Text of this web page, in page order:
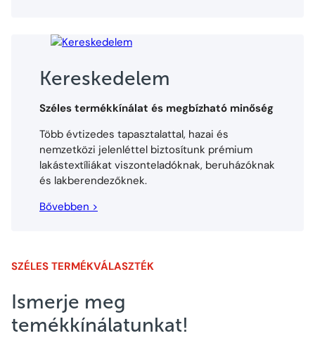
Kereskedelem
Széles termékkínálat és megbízható minőség
Több évtizedes tapasztalattal, hazai és
nemzetközi jelenléttel biztosítunk prémium
lakástextíliákat viszonteladóknak, beruházóknak
és lakberendezőknek.
Bővebben >
SZÉLES TERMÉKVÁLASZTÉK
Ismerje meg
temékkínálatunkat!